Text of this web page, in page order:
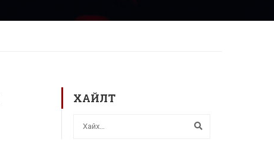
ХАЙЛТ